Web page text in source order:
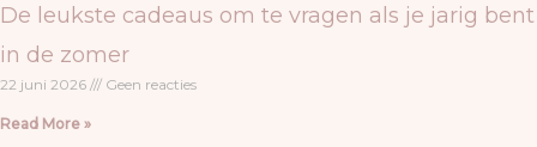
De leukste cadeaus om te vragen als je jarig bent
in de zomer
22 juni 2026 Geen reacties
Read More »